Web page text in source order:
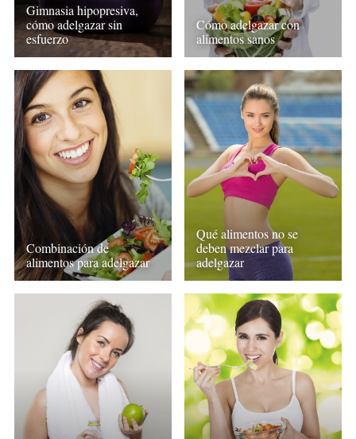
Gimnasia hipopresiva,
cómo adelgazar sin
esfuerzo
Cómo adelgazar con
alimentos sanos
Combinación de
alimentos para adelgazar
Qué alimentos no se
deben mezclar para
adelgazar